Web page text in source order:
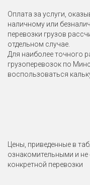
Оплата за услуги,
наличному или
перевозки грузов
отдельном случае.
Для наиболее точного
грузоперевозок по
воспользоваться
Цены, приведенные в
ознакомительными и
конкретной перевозки